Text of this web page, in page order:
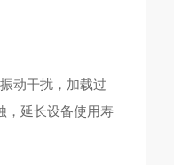
动干扰，加载过
，延长设备使用寿